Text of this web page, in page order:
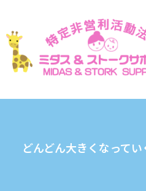
どんどん大きくなって